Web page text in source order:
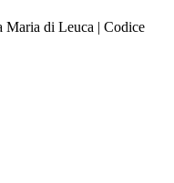
Maria di Leuca | Codice